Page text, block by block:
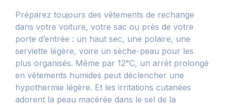
Préparez toujours des vêtements de rechange
dans votre voiture, votre sac ou près de votre
porte d’entrée : un haut sec, une polaire, une
serviette légère, voire un sèche-peau pour les
plus organisés. Même par 12°C, un arrêt prolongé
en vêtements humides peut déclencher une
hypothermie légère. Et les irritations cutanées
adorent la peau macérée dans le sel de la